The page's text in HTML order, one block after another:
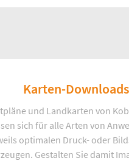
Karten-
und Landkarten von
sich für alle Arten von
optimalen Druck- oder
Gestalten Sie damit